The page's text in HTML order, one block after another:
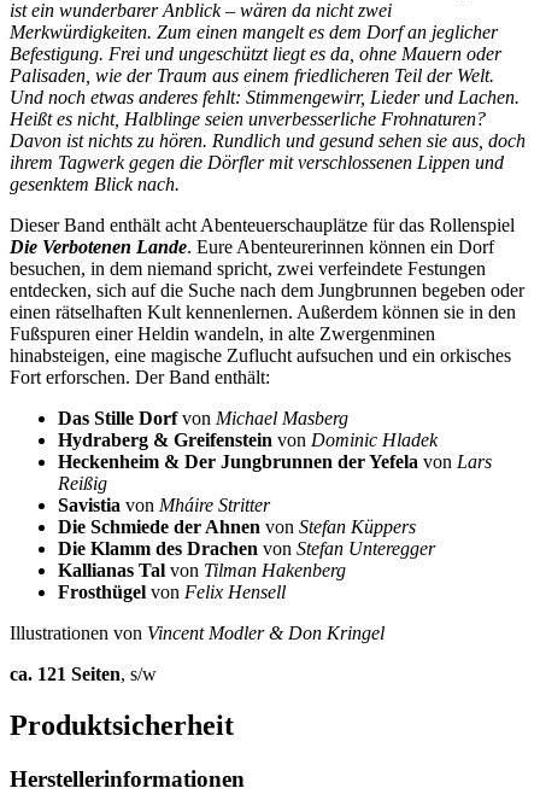
ist ein wunderbarer Anblick – wären da nicht zwei
Merkwürdigkeiten. Zum einen mangelt es dem Dorf an jeglicher
Befestigung. Frei und ungeschützt liegt es da, ohne Mauern oder
Palisaden, wie der Traum aus einem friedlicheren Teil der Welt.
Und noch etwas anderes fehlt: Stimmengewirr, Lieder und Lachen.
Heißt es nicht, Halblinge seien unverbesserliche Frohnaturen?
Davon ist nichts zu hören. Rundlich und gesund sehen sie aus, doch
ihrem Tagwerk gegen die Dörfler mit verschlossenen Lippen und
gesenktem Blick nach.
Dieser Band enthält acht Abenteuerschauplätze für das Rollenspiel
Die Verbotenen Lande. Eure Abenteurerinnen können ein Dorf
besuchen, in dem niemand spricht, zwei verfeindete Festungen
entdecken, sich auf die Suche nach dem Jungbrunnen begeben oder
einen rätselhaften Kult kennenlernen. Außerdem können sie in den
Fußspuren einer Heldin wandeln, in alte Zwergenminen
hinabsteigen, eine magische Zuflucht aufsuchen und ein orkisches
Fort erforschen. Der Band enthält:
Das Stille Dorfvon Michael Masberg
Hydraberg & Greifenstein von Dominic Hladek
Heckenheim & Der Jungbrunnen der Yefela von Lars
Reißig
Savistia von Mháire Stritter
Die Schmiede der Ahnen von Stefan Küppers
Die Klamm des Drachen von Stefan Unteregger
Kallianas Tal von Tilman Hakenberg
Frosthügel von Felix Hensell
Illustrationen von Vincent Modler & Don Kringel
ca. 121 Seiten, s/w
Produktsicherheit
Herstellerinformationen